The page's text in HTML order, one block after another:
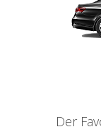
Der